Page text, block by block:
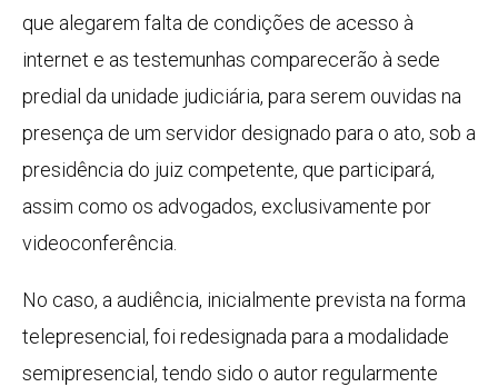
que alegarem falta de condições de acesso à
internet e as testemunhas comparecerão à sede
predial da unidade judiciária, para serem ouvidas na
presença de um servidor designado para o ato, sob a
presidência do juiz competente, que participará,
assim como os advogados, exclusivamente por
videoconferência.
No caso, a audiência, inicialmente prevista na forma
telepresencial, foi redesignada para a modalidade
semipresencial, tendo sido o autor regularmente